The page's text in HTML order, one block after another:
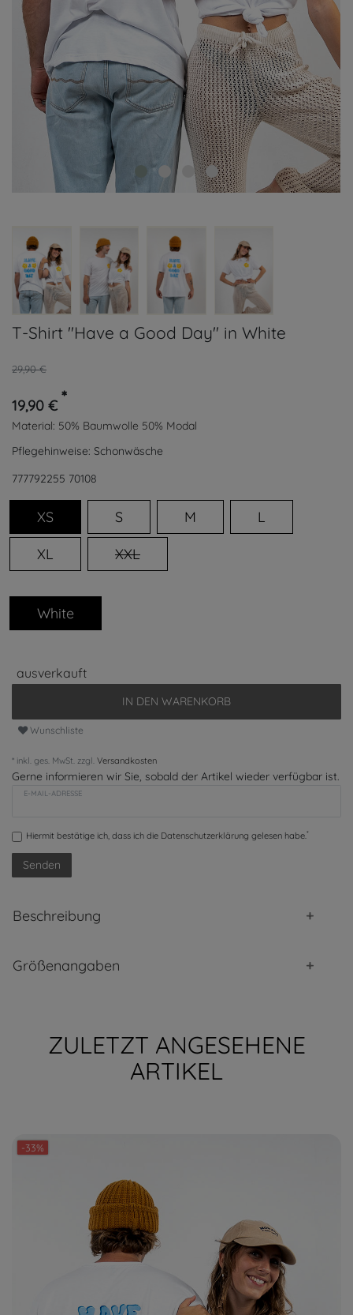
T-Shirt "Have a Good Day" in White
29,90 €
19,90 € *
Material: 50% Baumwolle 50% Modal
Pflegehinweise: Schonwäsche
777792255 70108
XS S M L
XL XXL
White
ausverkauft
IN DEN WARENKORB
Wunschliste
* inkl. ges. MwSt. zzgl. Versandkosten
Gerne informieren wir Sie, sobald der Artikel wieder verfügbar ist.
E-MAIL-ADRESSE
Hiermit bestätige ich, dass ich die Daten­schutz­erklärung gelesen habe. *
Senden
Beschreibung
Größenangaben
ZULETZT ANGESEHENE
ARTIKEL
-33%